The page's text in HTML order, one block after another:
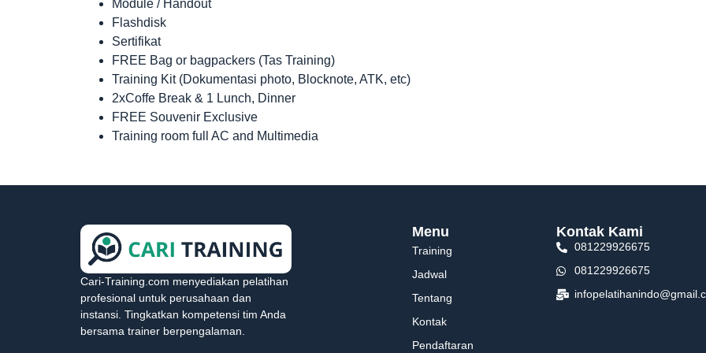
Module / Handout
Flashdisk
Sertifikat
FREE Bag or bagpackers (Tas Training)
Training Kit (Dokumentasi photo, Blocknote, ATK, etc)
2xCoffe Break & 1 Lunch, Dinner
FREE Souvenir Exclusive
Training room full AC and Multimedia
Cari-Training.com menyediakan pelatihan
profesional untuk perusahaan dan
instansi. Tingkatkan kompetensi tim Anda
bersama trainer berpengalaman.
Menu
Training
Jadwal
Tentang
Kontak
Pendaftaran
Kontak Kami
081229926675
081229926675